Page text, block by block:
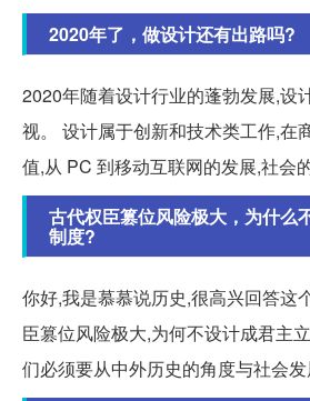
2020年了，做设计还有出路吗?
2020年随着设计行业的蓬勃发展,设
视。 设计属于创新和技术类工作,在
值,从 PC 到移动互联网的发展,社会
古代权臣篡位风险极大，为什么
制度?
你好,我是慕慕说历史,很高兴回答这
臣篡位风险极大,为何不设计成君主
们必须要从中外历史的角度与社会发